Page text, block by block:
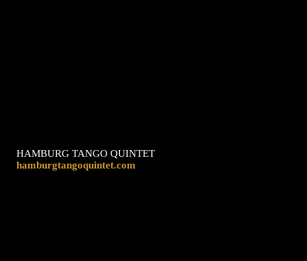
HAMBURG TANGO QUINTET
hamburgtangoquintet.com